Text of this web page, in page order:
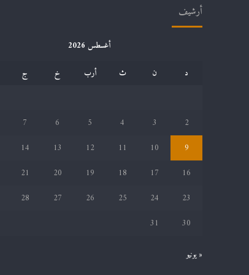
أرشيف
أغسطس 2026
د
ن ث أرب خ ج
2
3
4
5
6
7
9
10
11
12
13
14
16
17
18
19
20
21
23
24
25
26
27
28
30
31
« يونيو